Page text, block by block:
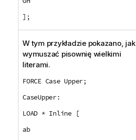
];
W tym przykładzie pokazano, jak
wymuszać pisownię wielkimi
literami.
FORCE Case Upper;
CaseUpper:
LOAD * Inline [
ab